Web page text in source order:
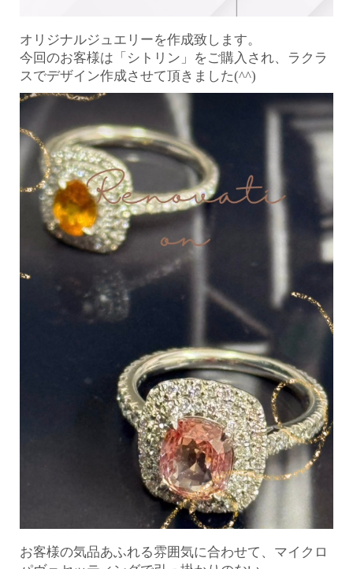
オリジナルジュエリーを作成致します。
今回のお客様は「シトリン」をご購入され、ラクラ
スでデザイン作成させて頂きました(^^)
お客様の気品あふれる雰囲気に合わせて、マイクロ